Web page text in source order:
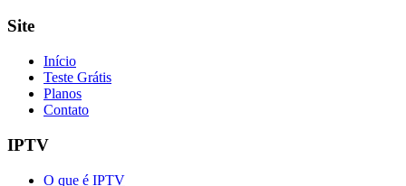
Site
Início
Teste Grátis
Planos
Contato
IPTV
O que é IPTV